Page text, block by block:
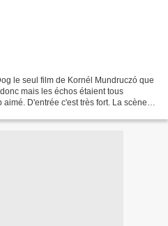
le seul film de Kornél Mundruczó que
mais les échos étaient tous
D'entrée c'est très fort. La scène